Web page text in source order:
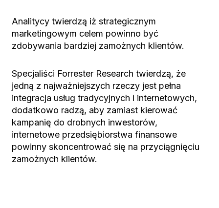
Analitycy twierdzą iż strategicznym
marketingowym celem powinno być
zdobywania bardziej zamożnych klientów.
Specjaliści Forrester Research twierdzą, że
jedną z najważniejszych rzeczy jest pełna
integracja usług tradycyjnych i internetowych,
dodatkowo radzą, aby zamiast kierować
kampanię do drobnych inwestorów,
internetowe przedsiębiorstwa finansowe
powinny skoncentrować się na przyciągnięciu
zamożnych klientów.